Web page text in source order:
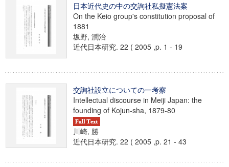
日本近代史の中の交詢社私擬憲法案
On the Keio group's constitution proposal of
1881
坂野, 潤治
近代日本研究. 22 ( 2005 ,p. 1 - 19
交詢社設立についての一考察
Intellectual discourse in Meiji Japan: the
founding of Kojun-sha, 1879-80
川崎, 勝
近代日本研究. 22 ( 2005 ,p. 21 - 43